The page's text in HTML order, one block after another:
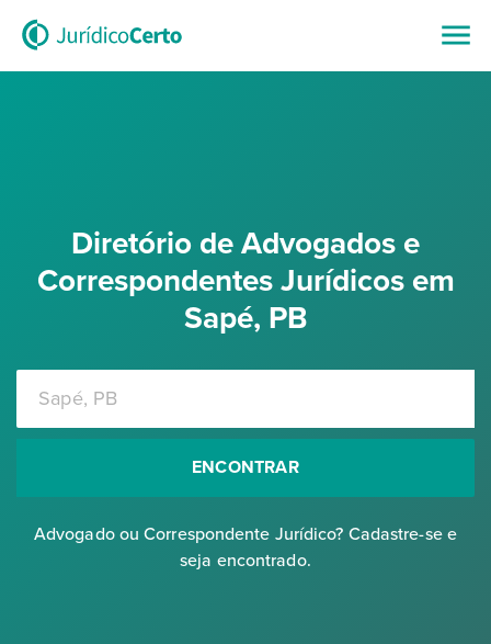
Diretório de Advogados e
Correspondentes Jurídicos em
Sapé, PB
ENCONTRAR
Advogado ou Correspondente Jurídico? Cadastre-se e
seja encontrado.